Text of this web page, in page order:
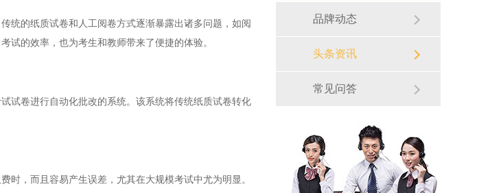
的纸质试卷和人工阅卷方式逐渐暴露出诸多问题，如阅
试的效率，也为考生和教师带来了便捷的体验。
卷进行自动化批改的系统。该系统将传统纸质试卷转化
，而且容易产生误差，尤其在大规模考试中尤为明显。
品牌动态
头条资讯
常见问答